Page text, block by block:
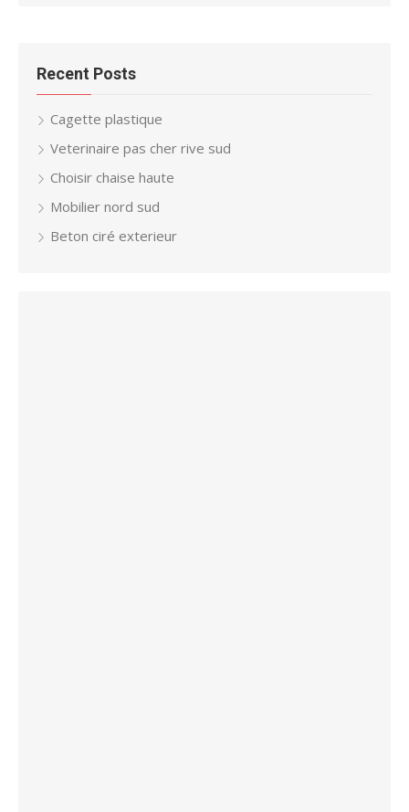
Recent Posts
Cagette plastique
Veterinaire pas cher rive sud
Choisir chaise haute
Mobilier nord sud
Beton ciré exterieur